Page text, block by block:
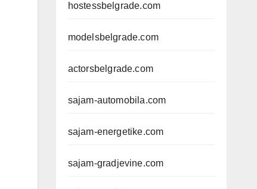
hostessbelgrade.com
modelsbelgrade.com
actorsbelgrade.com
sajam-automobila.com
sajam-energetike.com
sajam-gradjevine.com